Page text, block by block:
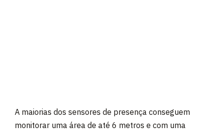
A maiorias dos sensores de presença conseguem
monitorar uma área de até 6 metros e com uma